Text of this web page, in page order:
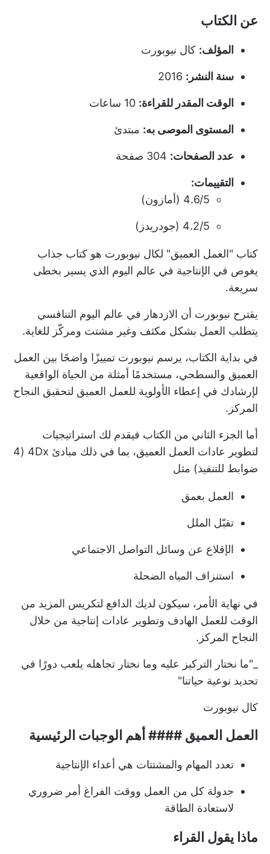
عن الكتاب
المؤلف: كال نيوبورت
سنة النشر:
الوقت المقدر للقراءة:
المستوى الموصى به: مبتدئ
عدد الصفحات:
التقييمات:
4.6/5 (أمازون)
4.2/5 (جودريدز)
كتاب "العمل العميق" لكال نيوبورت هو كتاب جذاب
يغوص في الإنتاجية في عالم اليوم الذي يسير بخطى
سريعة.
يقترح نيوبورت أن الازدهار في عالم اليوم التنافسي
يتطلب العمل بشكل مكثف وغير مشتت ومركّز للغاية.
في بداية الكتاب، يرسم نيوبورت تمييزًا واضحًا بين العمل
العميق والسطحي، مستخدمًا أمثلة من الحياة الواقعية
لإرشادك في إعطاء الأولوية للعمل العميق لتحقيق النجاح
المركز.
أما الجزء الثاني من الكتاب فيقدم لك استراتيجيات
لتطوير عادات العمل العميق، بما في ذلك مبادئ 4Dx (4
ضوابط للتنفيذ) مثل
العمل بعمق
تقبّل الملل
الإقلاع عن وسائل التواصل الاجتماعي
استنزاف المياه الضحلة
في نهاية الأمر، سيكون لديك الدافع لتكريس المزيد من
الوقت للعمل الهادف وتطوير عادات إنتاجية من خلال
النجاح المركز.
_"ما نختار التركيز عليه وما نختار تجاهله يلعب دورًا في
تحديد نوعية حياتنا"
كال نيوبورت
العمل العميق #### أهم الوجبات الرئيسية
تعدد المهام والمشتتات هي أعداء الإنتاجية
جدولة كل من العمل ووقت الفراغ أمر ضروري
لاستعادة الطاقة
ماذا يقول القراء